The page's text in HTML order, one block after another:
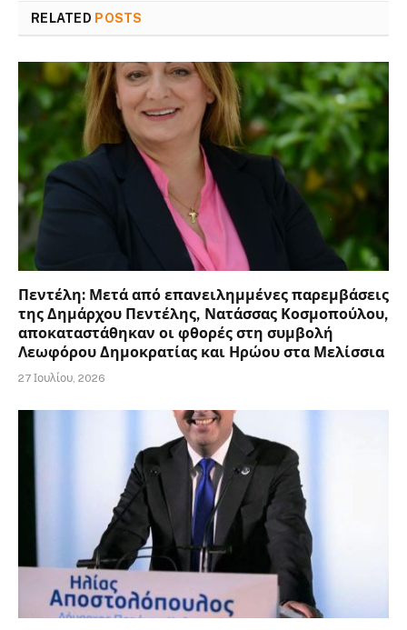
RELATED POSTS
Πεντέλη: Μετά από επανειλημμένες παρεμβάσεις
της Δημάρχου Πεντέλης, Νατάσσας Κοσμοπούλου,
αποκαταστάθηκαν οι φθορές στη συμβολή
Λεωφόρου Δημοκρατίας και Ηρώου στα Μελίσσια
27 Ιουλίου, 2026